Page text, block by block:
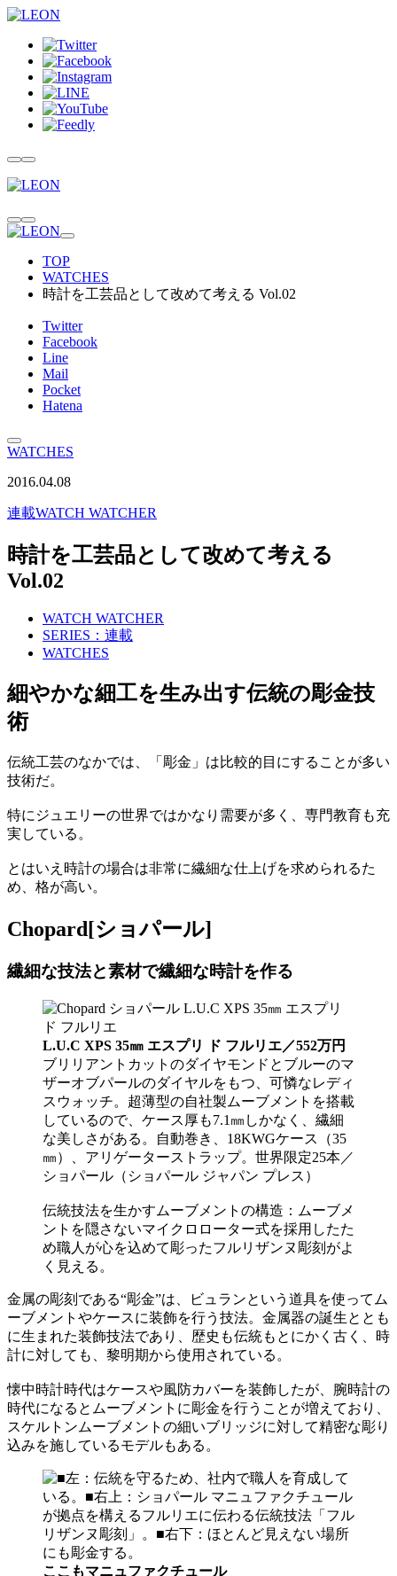
TOP
WATCHES
時計を工芸品として改めて考える Vol.02
Twitter
Facebook
Line
Mail
Pocket
Hatena
WATCHES
2016.04.08
連載WATCH WATCHER
時計を工芸品として改めて考える
Vol.02
WATCH WATCHER
SERIES：連載
WATCHES
細やかな細工を生み出す伝統の彫金技
術
伝統工芸のなかでは、「彫金」は比較的目にすることが多い
技術だ。
特にジュエリーの世界ではかなり需要が多く、専門教育も充
実している。
とはいえ時計の場合は非常に繊細な仕上げを求められるた
め、格が高い。
Chopard[ショパール]
繊細な技法と素材で繊細な時計を作る
L.U.C XPS 35㎜ エスプリ ド フルリエ／552万円
ブリリアントカットのダイヤモンドとブルーのマ
ザーオブパールのダイヤルをもつ、可憐なレディ
スウォッチ。超薄型の自社製ムーブメントを搭載
しているので、ケース厚も7.1㎜しかなく、繊細
な美しさがある。自動巻き、18KWGケース（35
㎜）、アリゲーターストラップ。世界限定25本／
ショパール（ショパール ジャパン プレス）
伝統技法を生かすムーブメントの構造：ムーブメ
ントを隠さないマイクロローター式を採用したた
め職人が心を込めて彫ったフルリザンヌ彫刻がよ
く見える。
金属の彫刻である“彫金”は、ビュランという道具を使ってム
ーブメントやケースに装飾を行う技法。金属器の誕生ととも
に生まれた装飾技法であり、歴史も伝統もとにかく古く、時
計に対しても、黎明期から使用されている。
懐中時計時代はケースや風防カバーを装飾したが、腕時計の
時代になるとムーブメントに彫金を行うことが増えており、
スケルトンムーブメントの細いブリッジに対して精密な彫り
込みを施しているモデルもある。
ここもマニュファクチュール